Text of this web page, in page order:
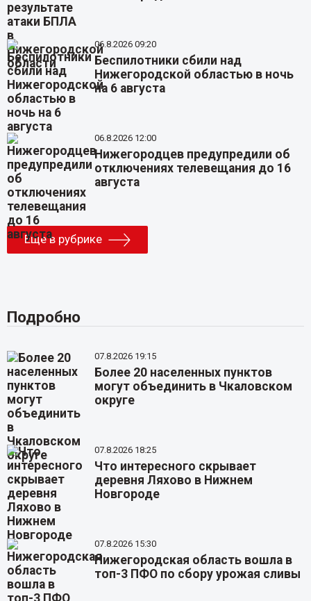
06.8.2026 09:20
Беспилотники сбили над
Нижегородской областью в ночь
на 6 августа
06.8.2026 12:00
Нижегородцев предупредили об
отключениях телевещания до 16
августа
Еще в рубрике
Подробно
07.8.2026 19:15
Более 20 населенных пунктов
могут объединить в Чкаловском
округе
07.8.2026 18:25
Что интересного скрывает
деревня Ляхово в Нижнем
Новгороде
07.8.2026 15:30
Нижегородская область вошла в
топ-3 ПФО по сбору урожая сливы